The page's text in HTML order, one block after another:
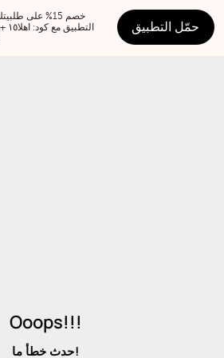
حمّل التطبيق
Ooops!!!
حدث خطأ ما!